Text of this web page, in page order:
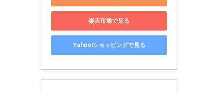
楽天市場で見る
Yahoo!ショッピングで見る